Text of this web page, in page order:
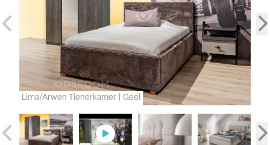
Lima/Arwen Tienerkamer | Geel